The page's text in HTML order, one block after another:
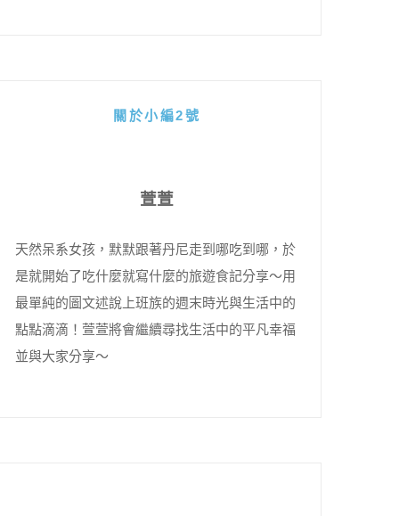
關於小編2號
萱萱
天然呆系女孩，默默跟著丹尼走到哪吃到哪，於
是就開始了吃什麼就寫什麼的旅遊食記分享～用
最單純的圖文述說上班族的週末時光與生活中的
點點滴滴！萱萱將會繼續尋找生活中的平凡幸福
並與大家分享～